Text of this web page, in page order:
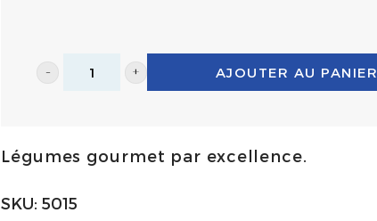
Asperges
Navarre
AJOUTER AU PANIER
Légumes gourmet par excellence.
SKU: 5015